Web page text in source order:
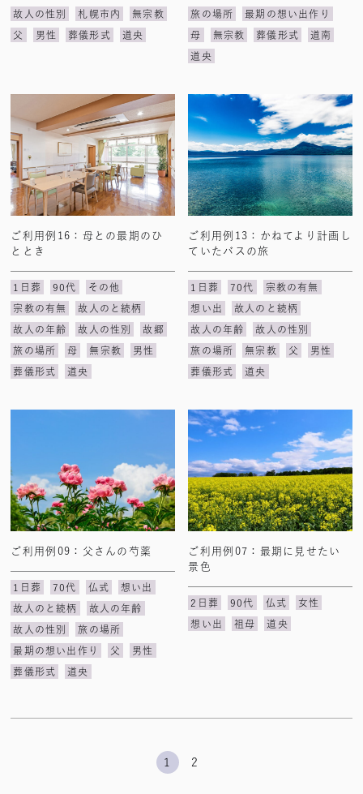
故人の性別 札幌市内 無宗教
父 男性 葬儀形式 道央
旅の場所 最期の想い出作り
母 無宗教 葬儀形式 道南
道央
ご利用例16：母との最期のひ
ととき
1日葬 90代 その他
宗教の有無 故人のと続柄
故人の年齢 故人の性別 故郷
旅の場所 母 無宗教 男性
葬儀形式 道央
ご利用例13：かねてより計画し
ていたバスの旅
1日葬 70代 宗教の有無
想い出 故人のと続柄
故人の年齢 故人の性別
旅の場所 無宗教 父 男性
葬儀形式 道央
ご利用例09：父さんの芍薬
1日葬 70代 仏式 想い出
故人のと続柄 故人の年齢
故人の性別 旅の場所
最期の想い出作り 父 男性
葬儀形式 道央
ご利用例07：最期に見せたい
景色
2日葬 90代 仏式 女性
想い出 祖母 道央
1 2